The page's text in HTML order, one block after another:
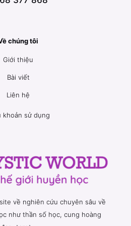
chúng tôi
Giới thiệu
Bài viết
Liên hệ
khoản sử dụng
về nghiên cứu chuyên sâu về
như thần số học, cung hoàng